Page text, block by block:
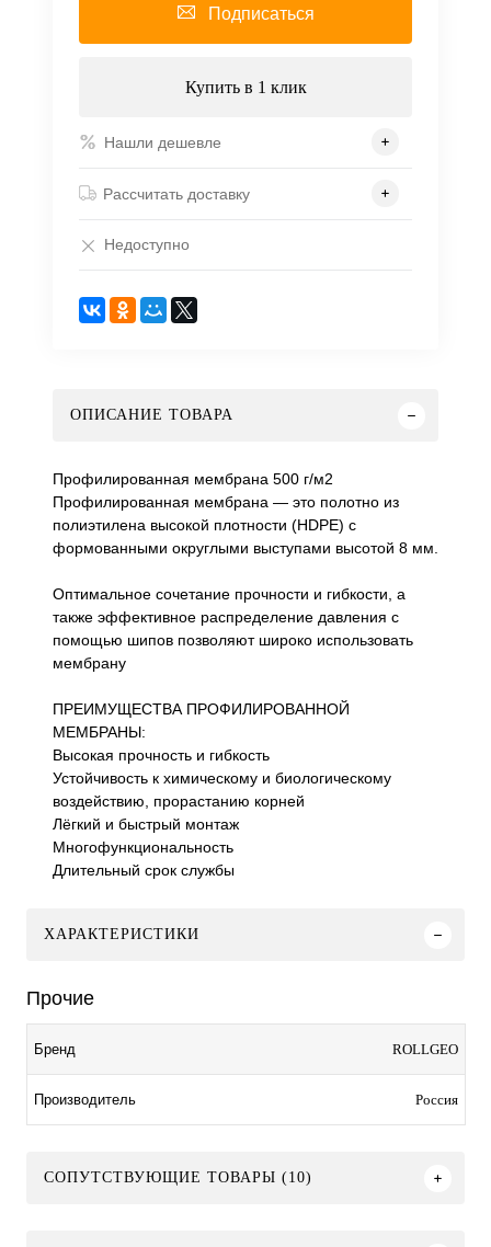
Подписаться
Купить в 1 клик
Нашли дешевле
Рассчитать доставку
Недоступно
ОПИСАНИЕ ТОВАРА
Профилированная мембрана 500 г/м2
Профилированная мембрана — это полотно из
полиэтилена высокой плотности (HDPE) c
формованными округлыми выступами высотой 8 мм.
Оптимальное сочетание прочности и гибкости, а
также эффективное распределение давления с
помощью шипов позволяют широко использовать
мембрану
ПРЕИМУЩЕСТВА ПРОФИЛИРОВАННОЙ
МЕМБРАНЫ:
Высокая прочность и гибкость
Устойчивость к химическому и биологическому
воздействию, прорастанию корней
Лёгкий и быстрый монтаж
Многофункциональность
Длительный срок службы
ХАРАКТЕРИСТИКИ
Прочие
Бренд ROLLGEO
Производитель Россия
СОПУТСТВУЮЩИЕ ТОВАРЫ (10)